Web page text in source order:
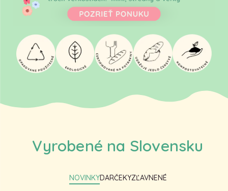
Vyrobené na Slovensku
NOVINKYDARČEKYZĽAVNENÉ